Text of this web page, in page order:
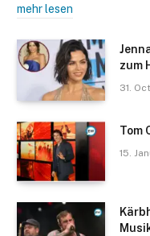
mehr lesen
zum
31.
Tom
15.